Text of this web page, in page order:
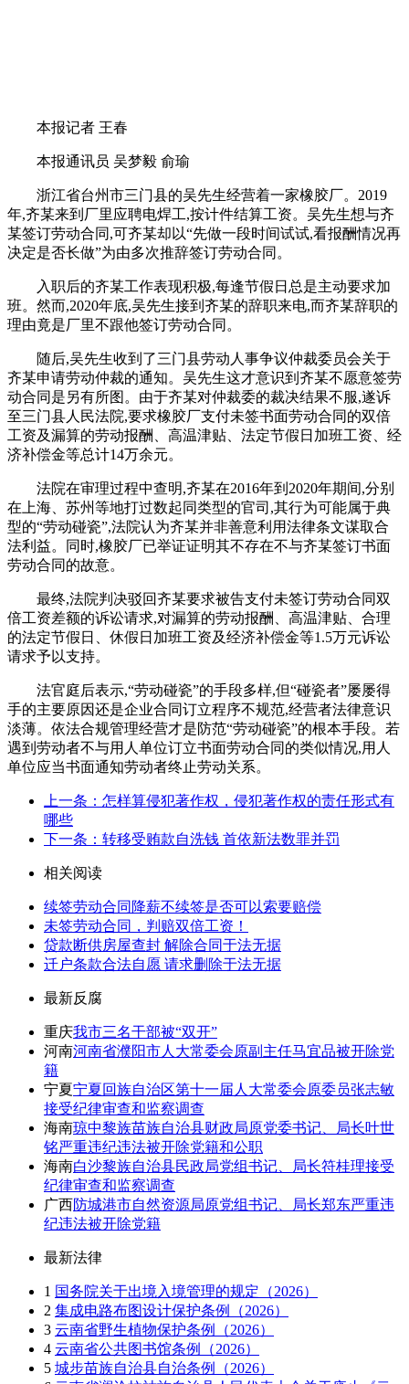
本报记者 王春
本报通讯员 吴梦毅 俞瑜
浙江省台州市三门县的吴先生经营着一家橡胶厂。2019
年,齐某来到厂里应聘电焊工,按计件结算工资。吴先生想与齐
某签订劳动合同,可齐某却以“先做一段时间试试,看报酬情况再
决定是否长做”为由多次推辞签订劳动合同。
入职后的齐某工作表现积极,每逢节假日总是主动要求加
班。然而,2020年底,吴先生接到齐某的辞职来电,而齐某辞职的
理由竟是厂里不跟他签订劳动合同。
随后,吴先生收到了三门县劳动人事争议仲裁委员会关于
齐某申请劳动仲裁的通知。吴先生这才意识到齐某不愿意签劳
动合同是另有所图。由于齐某对仲裁委的裁决结果不服,遂诉
至三门县人民法院,要求橡胶厂支付未签书面劳动合同的双倍
工资及漏算的劳动报酬、高温津贴、法定节假日加班工资、经
济补偿金等总计14万余元。
法院在审理过程中查明,齐某在2016年到2020年期间,分别
在上海、苏州等地打过数起同类型的官司,其行为可能属于典
型的“劳动碰瓷”,法院认为齐某并非善意利用法律条文谋取合
法利益。同时,橡胶厂已举证证明其不存在不与齐某签订书面
劳动合同的故意。
最终,法院判决驳回齐某要求被告支付未签订劳动合同双
倍工资差额的诉讼请求,对漏算的劳动报酬、高温津贴、合理
的法定节假日、休假日加班工资及经济补偿金等1.5万元诉讼
请求予以支持。
法官庭后表示,“劳动碰瓷”的手段多样,但“碰瓷者”屡屡得
手的主要原因还是企业合同订立程序不规范,经营者法律意识
淡薄。依法合规管理经营才是防范“劳动碰瓷”的根本手段。若
遇到劳动者不与用人单位订立书面劳动合同的类似情况,用人
单位应当书面通知劳动者终止劳动关系。
上一条：怎样算侵犯著作权，侵犯著作权的责任形式有
哪些
下一条：转移受贿款自洗钱 首依新法数罪并罚
相关阅读
续签劳动合同降薪不续签是否可以索要赔偿
未签劳动合同，判赔双倍工资！
贷款断供房屋查封 解除合同于法无据
迁户条款合法自愿 请求删除于法无据
最新反腐
重庆我市三名干部被“双开”
河南河南省濮阳市人大常委会原副主任马宜品被开除党
籍
宁夏宁夏回族自治区第十一届人大常委会原委员张志敏
接受纪律审查和监察调查
海南琼中黎族苗族自治县财政局原党委书记、局长叶世
铭严重违纪违法被开除党籍和公职
海南白沙黎族自治县民政局党组书记、局长符桂理接受
纪律审查和监察调查
广西防城港市自然资源局原党组书记、局长郑东严重违
纪违法被开除党籍
最新法律
1 国务院关于出境入境管理的规定（2026）
2 集成电路布图设计保护条例（2026）
3 云南省野生植物保护条例（2026）
4 云南省公共图书馆条例（2026）
5 城步苗族自治县自治条例（2026）